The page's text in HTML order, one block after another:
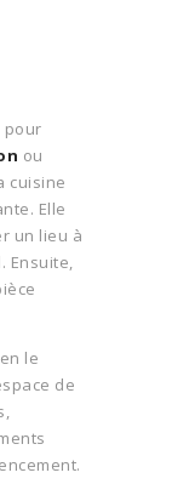
pour
ou
cuisine
Elle
un lieu à
Ensuite,
le
de